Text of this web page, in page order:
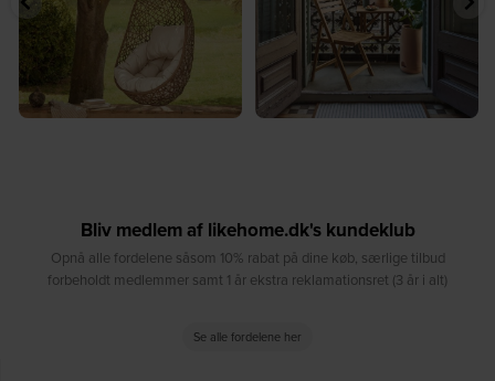
Bliv medlem af likehome.dk's kundeklub
Opnå alle fordelene såsom 10% rabat på dine køb, særlige tilbud
forbeholdt medlemmer samt 1 år ekstra reklamationsret (3 år i alt)
Se alle fordelene her